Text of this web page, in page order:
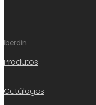
Iberdin
Produtos
Catálogos